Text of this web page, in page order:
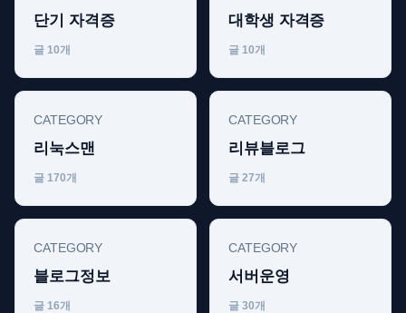
단기 자격증
글 10개
대학생 자격증
글 10개
CATEGORY
리눅스맨
글 170개
CATEGORY
리뷰블로그
글 27개
CATEGORY
블로그정보
글 16개
CATEGORY
서버운영
글 30개